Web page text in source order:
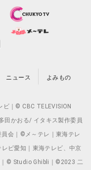
ニュース よみもの
｜© CBC TELEVISION
田かおる/ イタキス製作委員
会｜©メ～テレ｜東海テレ
ビ愛知｜東海テレビ、中京
｜© Studio Ghibli｜©2023 二